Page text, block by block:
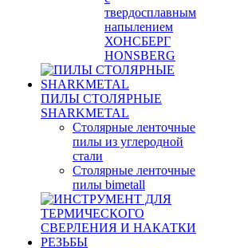
твердосплавным
напылением
ХОНСБЕРГ
HONSBERG
ПИЛЫ СТОЛЯРНЫЕ
SHARKMETAL
Столярные ленточные
пилы из углеродной
стали
Столярные ленточные
пилы bimetall